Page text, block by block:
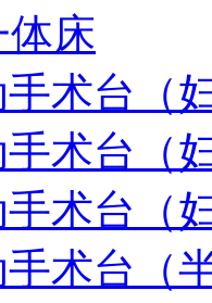
体床
术台（
术台（
术台（
术台（